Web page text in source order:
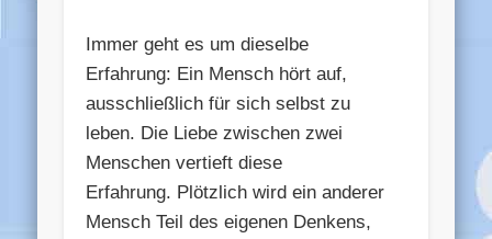
Immer geht es um dieselbe
Erfahrung: Ein Mensch hört auf,
ausschließlich für sich selbst zu
leben. Die Liebe zwischen zwei
Menschen vertieft diese
Erfahrung. Plötzlich wird ein anderer
Mensch Teil des eigenen Denkens,